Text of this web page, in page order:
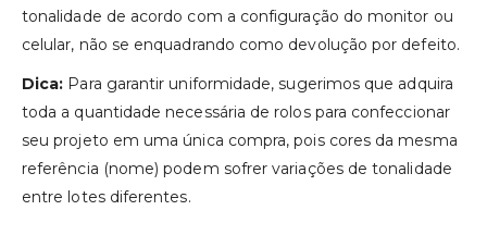
tonalidade de acordo com a configuração do monitor ou
celular, não se enquadrando como devolução por defeito.
Dica: Para garantir uniformidade, sugerimos que adquira
toda a quantidade necessária de rolos para confeccionar
seu projeto em uma única compra, pois cores da mesma
referência (nome) podem sofrer variações de tonalidade
entre lotes diferentes.